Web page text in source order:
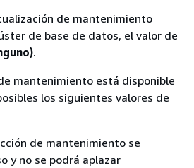
de mantenimiento
de base de datos, el valor de
.
mantenimiento está disponible
los siguientes valores de
de mantenimiento se
y no se podrá aplazar